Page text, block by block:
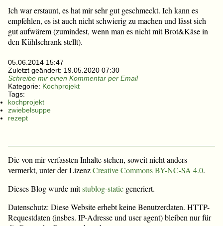
Ich war erstaunt, es hat mir sehr gut geschmeckt. Ich kann es
empfehlen, es ist auch nicht schwierig zu machen und lässt sich
gut aufwärem (zumindest, wenn man es nicht mit Brot&Käse in
den Kühlschrank stellt).
05.06.2014 15:47
Zuletzt geändert: 19.05.2020 07:30
Schreibe mir einen Kommentar per Email
Kategorie: Kochprojekt
Tags:
kochprojekt
zwiebelsuppe
rezept
Die von mir verfassten Inhalte stehen, soweit nicht anders
vermerkt, unter der LizenzCreative Commons BY-NC-SA 4.0.
Dieses Blog wurde mitstublog-static generiert.
Datenschutz: Diese Website erhebt keine Benutzerdaten. HTTP-
Requestdaten (insbes. IP-Adresse und user agent) bleiben nur für